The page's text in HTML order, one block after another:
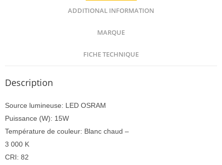
ADDITIONAL INFORMATION
MARQUE
FICHE TECHNIQUE
Description
Source lumineuse: LED OSRAM
Puissance (W): 15W
Température de couleur: Blanc chaud –
3 000 K
CRI: 82